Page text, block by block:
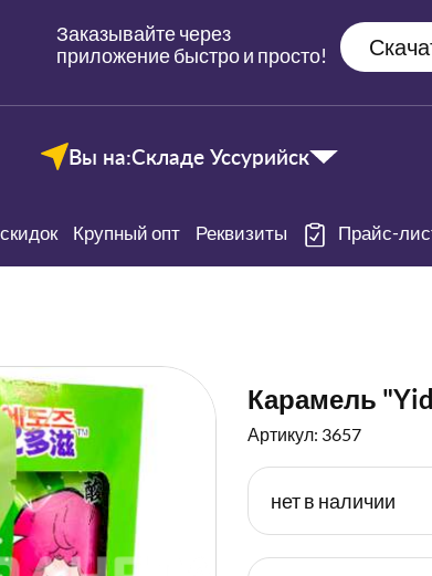
Заказывайте через
приложение быстро и просто!
Вы на:Складе Уссурийск
Крупный опт Реквизиты Прайс-
Карамель
Артикул: 3657
нет в наличии